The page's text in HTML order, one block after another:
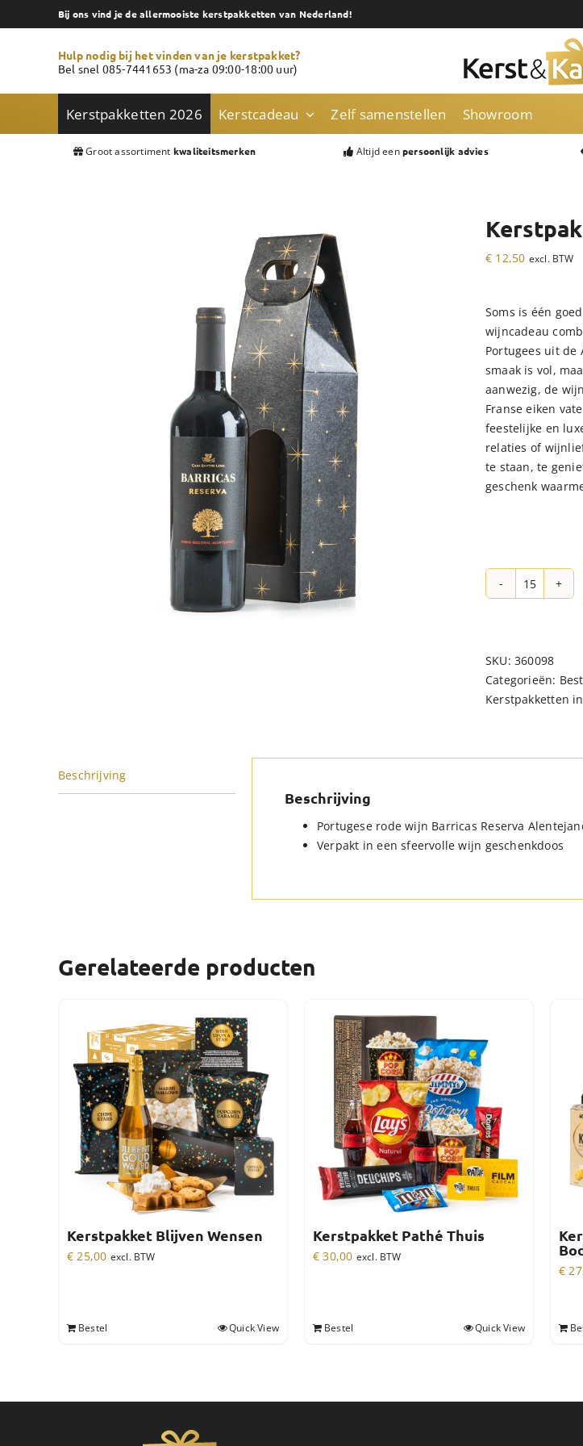
to
Bij ons vind je de allermooiste kerstpakketten van Nederland!
Hulp nodig bij het vinden van je kerstpakket?
Bel snel 085-7441653 (ma-za 09:00-18:00 uur)
Kerstpakketten 2026 Kerstcadeau Zelf samenstellen Showroom
Groot assortiment kwaliteitsmerken Altijd een persoonlijk advies
€ 12,50 excl. BTW
Soms is één
wijncadeau
Portugees uit de
smaak is vol,
aanwezig, de
Franse eiken
feestelijke en
relaties of
te staan, te
geschenk
SKU:360098
Categorieën:
Kerstpakketten
Beschrijving
Beschrijving
Portugese rode wijn Barricas Reserva
Verpakt in een sfeervolle wijn geschenkdoos
Gerelateerde producten
Kerstpakket Blijven Wensen
€ 25,00 excl. BTW
Bestel Quick View
Kerstpakket Pathé Thuis
€ 30,00 excl. BTW
Bestel Quick View
€